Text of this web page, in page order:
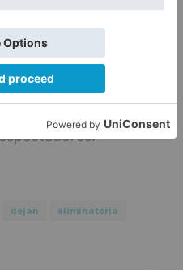
en el Estadio
unos 1.300
de la Copa
dejan
eliminatoria